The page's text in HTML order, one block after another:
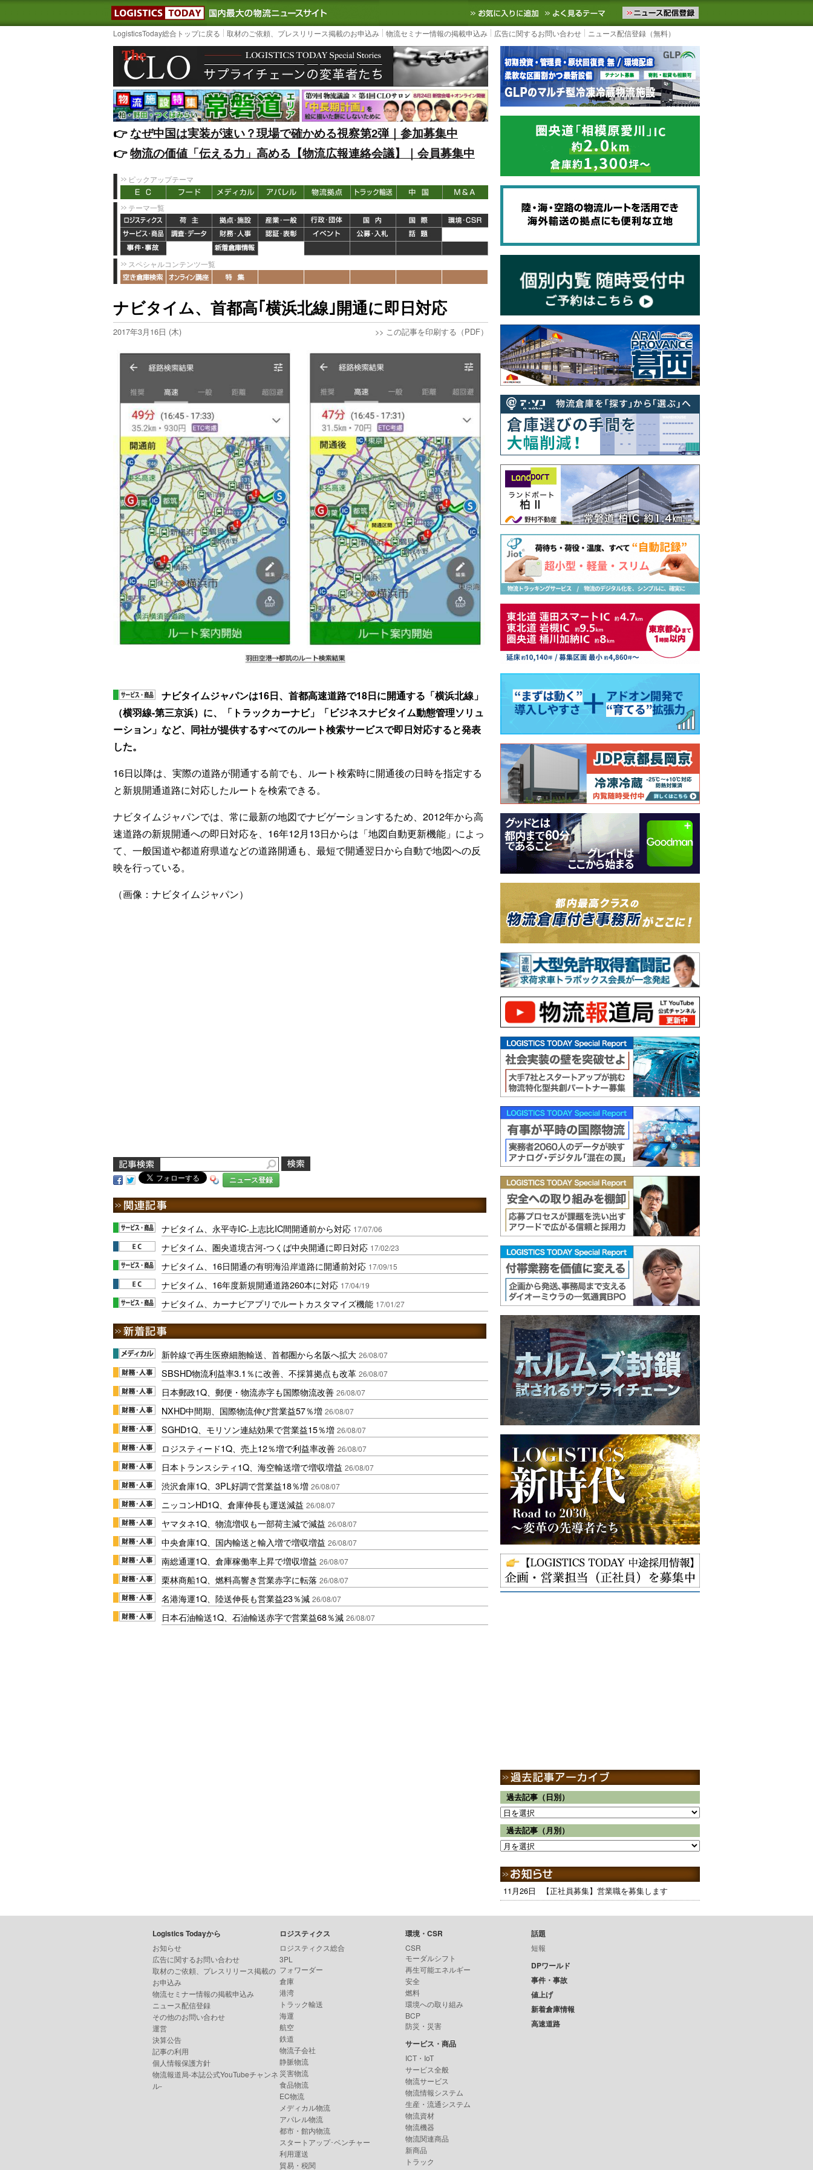
LOGISTICS TODAY｜国内最大の物流ニュースサイト3PL, SCMなど国内外の最新の物流ニュースをお届けします。物流ニュースメール配信を登録す
お気に入りに追加 よく見るテーマ
LogisticsToday総合トップに戻る 取材のご依頼、プレスリリース掲載のお申込み 物流セミナー情報の掲載申込み 広告に関するお問い合わせ ニュース配信登録（無料）
👉️なぜ中国は実装が速い？現場で確かめる視察第2弾｜参加募集中
👉️物流の価値「伝える力」高める【物流広報連絡会議】｜会員募集中
ピックアップテーマ
テーマ一覧
スペシャルコンテンツ一覧
ナビタイム、首都高｢横浜北線｣開通に即日対応
2017年3月16日 (木) >> この記事を印刷する（PDF）
ナビタイムジャパンは16日、首都高速道路で18日に開通する「横浜北線」
（横羽線-第三京浜）に、「トラックカーナビ」「ビジネスナビタイム動態管理ソリュ
ーション」など、同社が提供するすべてのルート検索サービスで即日対応すると発表
した。
16日以降は、実際の道路が開通する前でも、ルート検索時に開通後の日時を指定する
と新規開通道路に対応したルートを検索できる。
ナビタイムジャパンでは、常に最新の地図でナビゲーションするため、2012年から高
速道路の新規開通への即日対応を、16年12月13日からは「地図自動更新機能」によっ
て、一般国道や都道府県道などの道路開通も、最短で開通翌日から自動で地図への反
映を行っている。
（画像：ナビタイムジャパン）
ニュース登録
ナビタイム、永平寺IC-上志比IC間開通前から対応 17/07/06
ナビタイム、圏央道境古河-つくば中央開通に即日対応 17/02/23
ナビタイム、16日開通の有明海沿岸道路に開通前対応 17/09/15
ナビタイム、16年度新規開通道路260本に対応 17/04/19
ナビタイム、カーナビアプリでルートカスタマイズ機能 17/01/27
新幹線で再生医療細胞輸送、首都圏から名阪へ拡大 26/08/07
SBSHD物流利益率3.1％に改善、不採算拠点も改革 26/08/07
日本郵政1Q、郵便・物流赤字も国際物流改善 26/08/07
NXHD中間期、国際物流伸び営業益57％増 26/08/07
SGHD1Q、モリソン連結効果で営業益15％増 26/08/07
ロジスティード1Q、売上12％増で利益率改善 26/08/07
日本トランスシティ1Q、海空輸送増で増収増益 26/08/07
渋沢倉庫1Q、3PL好調で営業益18％増 26/08/07
ニッコンHD1Q、倉庫伸長も運送減益 26/08/07
ヤマタネ1Q、物流増収も一部荷主減で減益 26/08/07
中央倉庫1Q、国内輸送と輸入増で増収増益 26/08/07
南総通運1Q、倉庫稼働率上昇で増収増益 26/08/07
栗林商船1Q、燃料高響き営業赤字に転落 26/08/07
名港海運1Q、陸送伸長も営業益23％減 26/08/07
日本石油輸送1Q、石油輸送赤字で営業益68％減 26/08/07
過去記事（日別）
過去記事（月別）
11月26日 【正社員募集】営業職を募集します
Logistics Todayから
お知らせ
広告に関するお問い合わせ
取材のご依頼、プレスリリース掲載の
お申込み
物流セミナー情報の掲載申込み
ニュース配信登録
その他のお問い合わせ
運営
決算公告
記事の利用
個人情報保護方針
物流報道局-本誌公式YouTubeチャンネ
ル-
ロジスティクス
ロジスティクス総合
3PL
フォワーダー
倉庫
港湾
トラック輸送
海運
航空
鉄道
物流子会社
静脈物流
災害物流
食品物流
EC物流
メディカル物流
アパレル物流
都市・館内物流
スタートアップ･ベンチャー
利用運送
貿易・税関
環境・CSR
CSR
モーダルシフト
再生可能エネルギー
安全
燃料
環境への取り組み
BCP
防災・災害
サービス・商品
ICT・IoT
サービス全般
物流サービス
物流情報システム
生産・流通システム
物流資材
物流機器
物流関連商品
新商品
トラック
話題
短報
DPワールド
事件・事故
値上げ
新着倉庫情報
高速道路